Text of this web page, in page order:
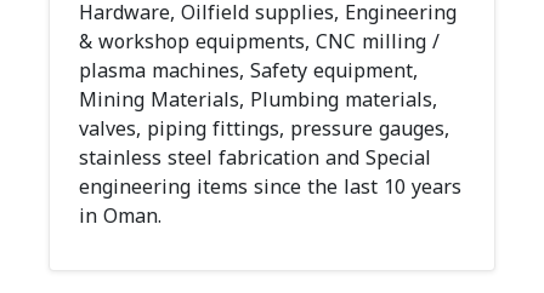
Hardware, Oilfield supplies, Engineering
& workshop equipments, CNC milling /
plasma machines, Safety equipment,
Mining Materials, Plumbing materials,
valves, piping fittings, pressure gauges,
stainless steel fabrication and Special
engineering items since the last 10 years
in Oman.